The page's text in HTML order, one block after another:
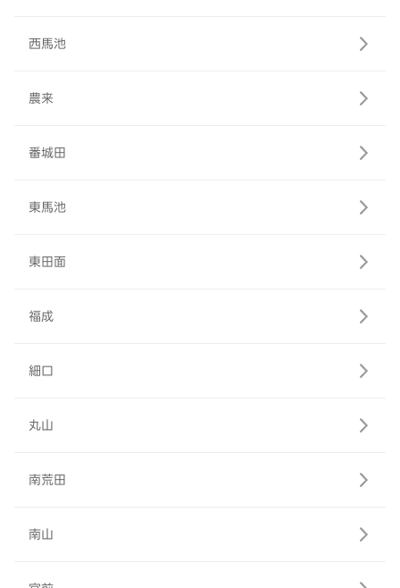
西馬池
農来
番城田
東馬池
東田面
福成
細口
丸山
南荒田
南山